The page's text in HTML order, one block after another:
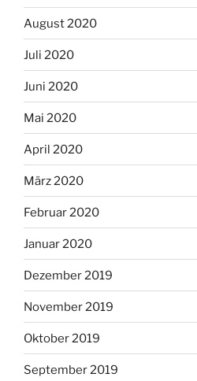
August 2020
Juli 2020
Juni 2020
Mai 2020
April 2020
März 2020
Februar 2020
Januar 2020
Dezember 2019
November 2019
Oktober 2019
September 2019